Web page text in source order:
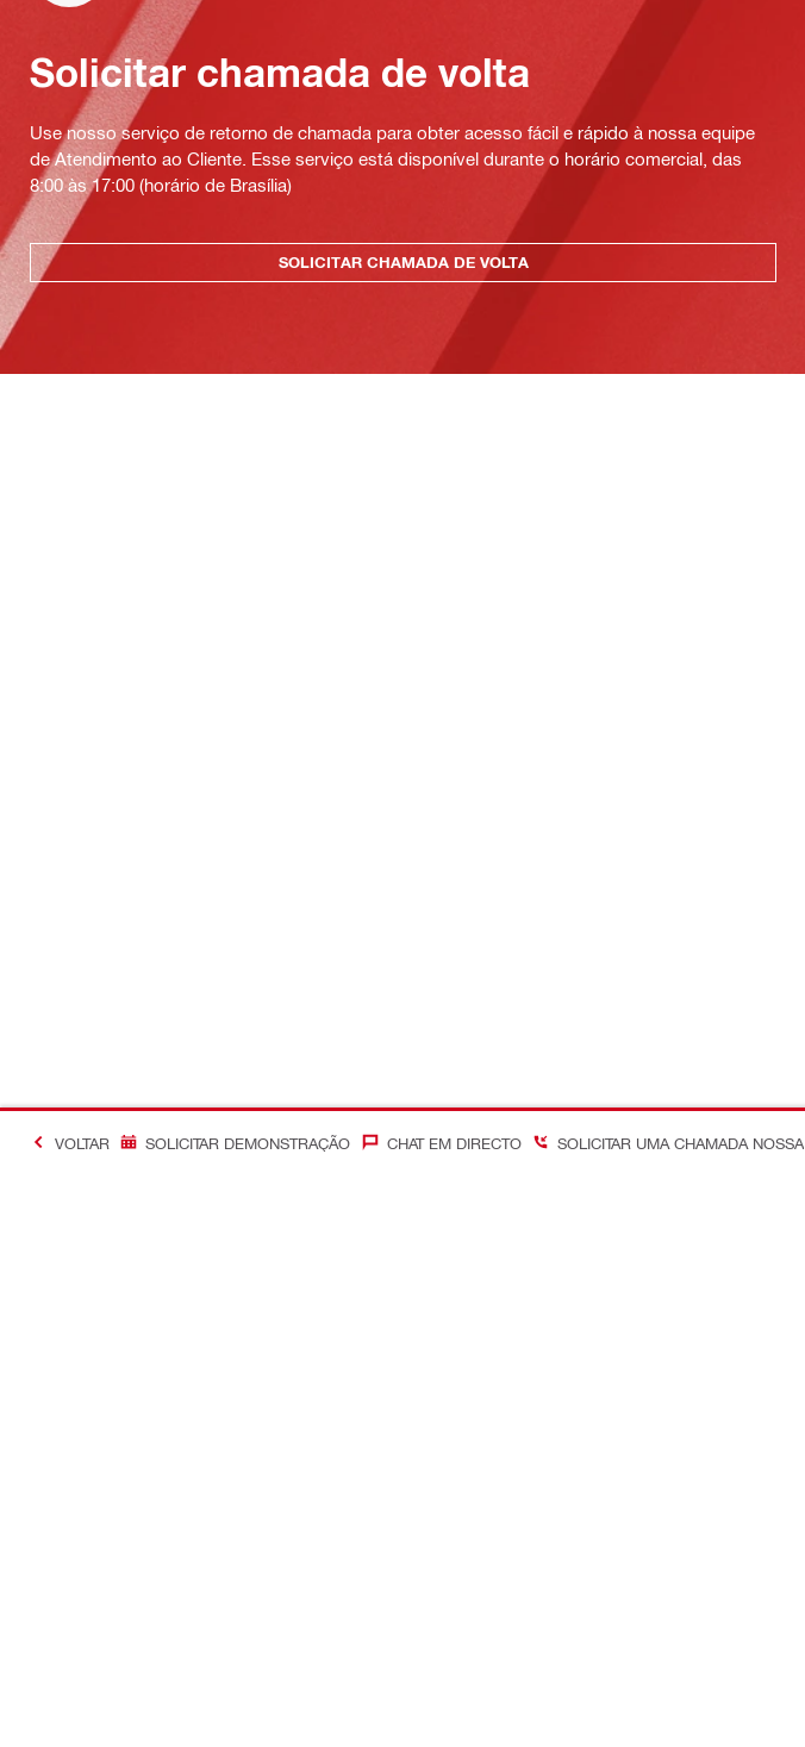
Solicitar chamada de volta
Use nosso serviço de retorno de chamada para obter acesso fácil e rápido à nossa equipe
de Atendimento ao Cliente. Esse serviço está disponível durante o horário comercial, das
8:00 às 17:00 (horário de Brasília)
SOLICITAR CHAMADA DE VOLTA
VOLTAR SOLICITAR DEMONSTRAÇÃO CHAT EM DIRECTO SOLICITAR UMA CHAMADA NOSSA